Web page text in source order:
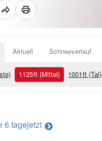
Aktuell Schneeverlauf
1125ft (Mittel) 1001ft (Tal)
6 tagejetzt